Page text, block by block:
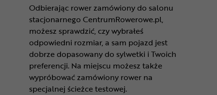
Odbierając rower zamówiony do salonu
stacjonarnego CentrumRowerowe.pl,
możesz sprawdzić, czy wybrałeś
odpowiedni rozmiar, a sam pojazd jest
dobrze dopasowany do sylwetki i Twoich
preferencji. Na miejscu możesz także
wypróbować zamówiony rower na
specjalnej ścieżce testowej.